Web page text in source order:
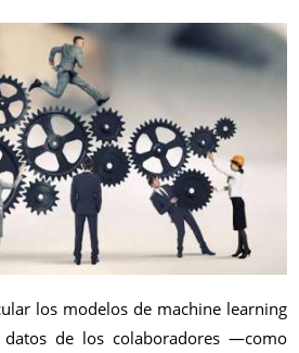
los modelos de machine learning
datos de los colaboradores —como